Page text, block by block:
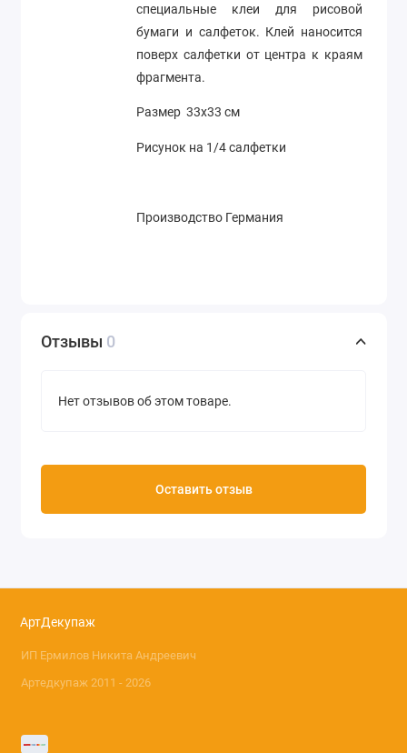
специальные клеи для рисовой
бумаги и салфеток. Клей наносится
поверх салфетки от центра к краям
фрагмента.
Размер 33х33 см
Рисунок на 1/4 салфетки
Производство Германия
Отзывы 0
Нет отзывов об этом товаре.
Оставить отзыв
АртДекупаж
ИП Ермилов Никита Андреевич
Артедкупаж 2011 - 2026